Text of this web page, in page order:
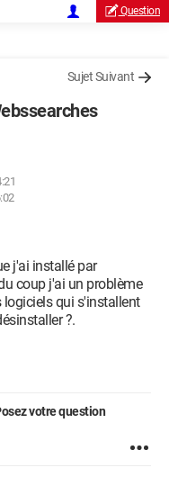
Question
Sujet Suivant
j'ai installé par
coup j'ai un problème
qui s'installent
?.
votre question